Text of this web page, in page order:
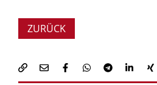
ZURÜCK